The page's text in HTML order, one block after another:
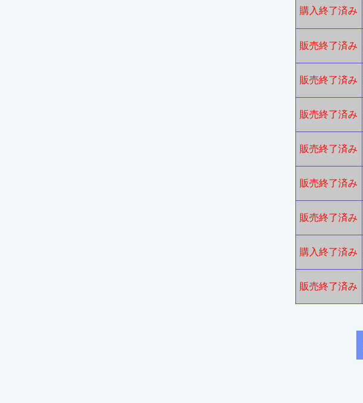
購入終了済み
販売終了済み
販売終了済み
販売終了済み
販売終了済み
販売終了済み
販売終了済み
購入終了済み
販売終了済み